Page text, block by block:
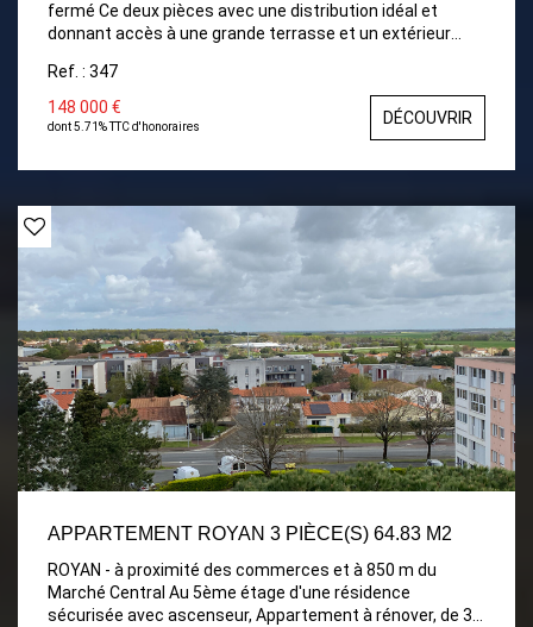
fermé Ce deux pièces avec une distribution idéal et
donnant accès à une grande terrasse et un extérieur
Ref. : 347
148 000 €
dont 5.71% TTC d'honoraires DÉCOUVRIR
APPARTEMENT ROYAN 3 PIÈCE(S) 64.83 M2
ROYAN - à proximité des commerces et à 850 m du
Marché Central Au 5ème étage d'une résidence
sécurisée avec ascenseur, Appartement à rénover, de 3